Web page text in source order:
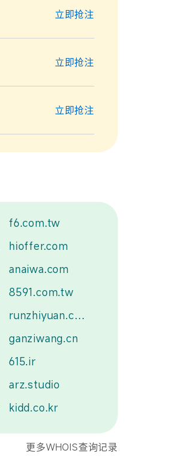
立即抢注
立即抢注
立即抢注
f6.com.tw
hioffer.com
anaiwa.com
8591.com.tw
runzhiyuan.com
ganziwang.cn
615.ir
arz.studio
kidd.co.kr
更多WHOIS查询记录